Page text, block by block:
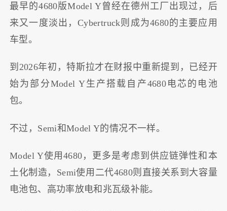
最早的4680版Model Y曾经在德州工厂出现过，后
来又一度淡出，Cybertruck则成为4680的主要应用
车型。
到2026年初，特斯拉才在财报中重新提到，已经开
始为部分Model Y生产搭载自产4680电芯的电池
包。
不过，Semi和Model Y的情况不一样。
Model Y使用4680，更多是考虑到供应链弹性和本
土化制造，Semi使用二代4680则直接关系到大容量
电池包、高功率放电和兆瓦级补能。